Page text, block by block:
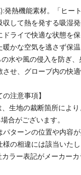
発熱機能素材。「ヒー
して熱を発する吸湿
ライで快適な状態を
かな空気を逃さず保温
水や風の侵入を防ぎ、
せ、グローブ内の快適
注意事項】
生地の裁断箇所により
合がございます。
ターンの位置や内容
の相違には該当いたし
ラー表記がメーカー